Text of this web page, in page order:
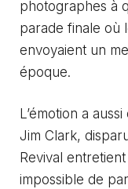
photographes à
parade finale où
envoyaient un
époque.
L’émotion a
Jim Clark,
Revival
impossible de